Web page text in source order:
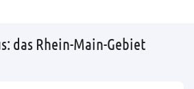
das Rhein-Main-Gebiet